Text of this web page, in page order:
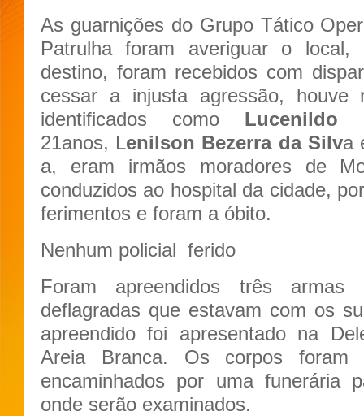
As guarnições do Grupo Tático
Patrulha foram averiguar o
destino, foram recebidos com
cessar a injusta agressão, houve
identificados como Lucenildo
21anos, Lenilson Bezerra da Silva
a, eram irmãos moradores de
conduzidos ao hospital da cidade,
ferimentos e foram a óbito.
Nenhum policial ferido
Foram apreendidos três
deflagradas que estavam com os
apreendido foi apresentado na
Areia Branca. Os corpos foram
encaminhados por uma funerária
onde serão examinados.